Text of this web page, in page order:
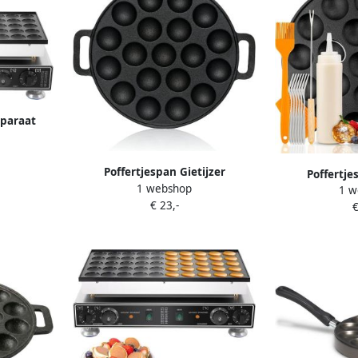
Snacks
1700
Poffertjespan Gietijzer
Koekenpan Molds Kleine
Pannenkoeken Maken Voor 19
1 webshop
€ 23,-
Maken
1